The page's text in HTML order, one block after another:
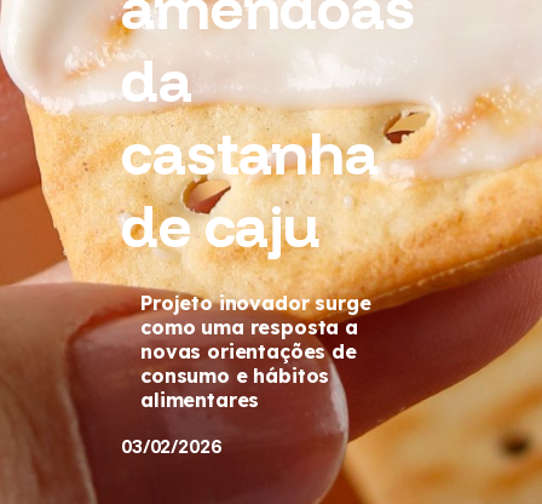
da
castanha
de caju
Projeto inovador surge
como uma resposta a
novas orientações de
consumo e hábitos
alimentares
03/02/2026